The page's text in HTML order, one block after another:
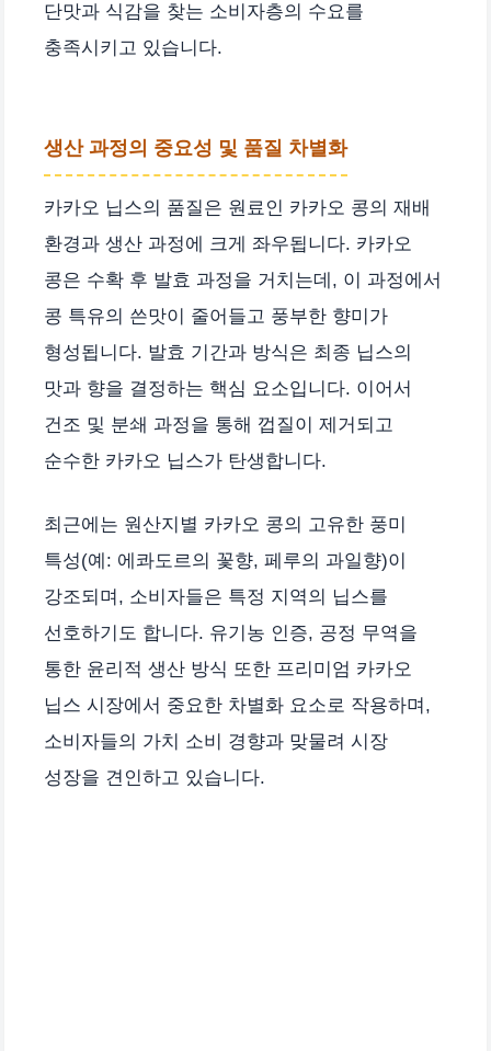
단맛과 식감을 찾는 소비자층의 수요를
충족시키고 있습니다.
생산 과정의 중요성 및 품질 차별화
카카오 닙스의 품질은 원료인 카카오 콩의 재배
환경과 생산 과정에 크게 좌우됩니다. 카카오
콩은 수확 후 발효 과정을 거치는데, 이 과정에서
콩 특유의 쓴맛이 줄어들고 풍부한 향미가
형성됩니다. 발효 기간과 방식은 최종 닙스의
맛과 향을 결정하는 핵심 요소입니다. 이어서
건조 및 분쇄 과정을 통해 껍질이 제거되고
순수한 카카오 닙스가 탄생합니다.
최근에는 원산지별 카카오 콩의 고유한 풍미
특성(예: 에콰도르의 꽃향, 페루의 과일향)이
강조되며, 소비자들은 특정 지역의 닙스를
선호하기도 합니다. 유기농 인증, 공정 무역을
통한 윤리적 생산 방식 또한 프리미엄 카카오
닙스 시장에서 중요한 차별화 요소로 작용하며,
소비자들의 가치 소비 경향과 맞물려 시장
성장을 견인하고 있습니다.